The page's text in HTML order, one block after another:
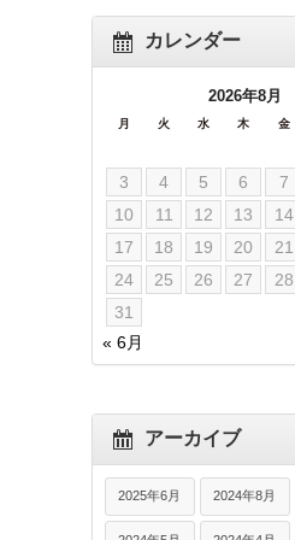
カレンダー
2026年8月
月 火 水 木 金
3
4 5 6 7
10
11 12 13 14
17
18 19 20 21
24
25 26 27 28
31
« 6月
アーカイブ
2025年6月 2024年8月